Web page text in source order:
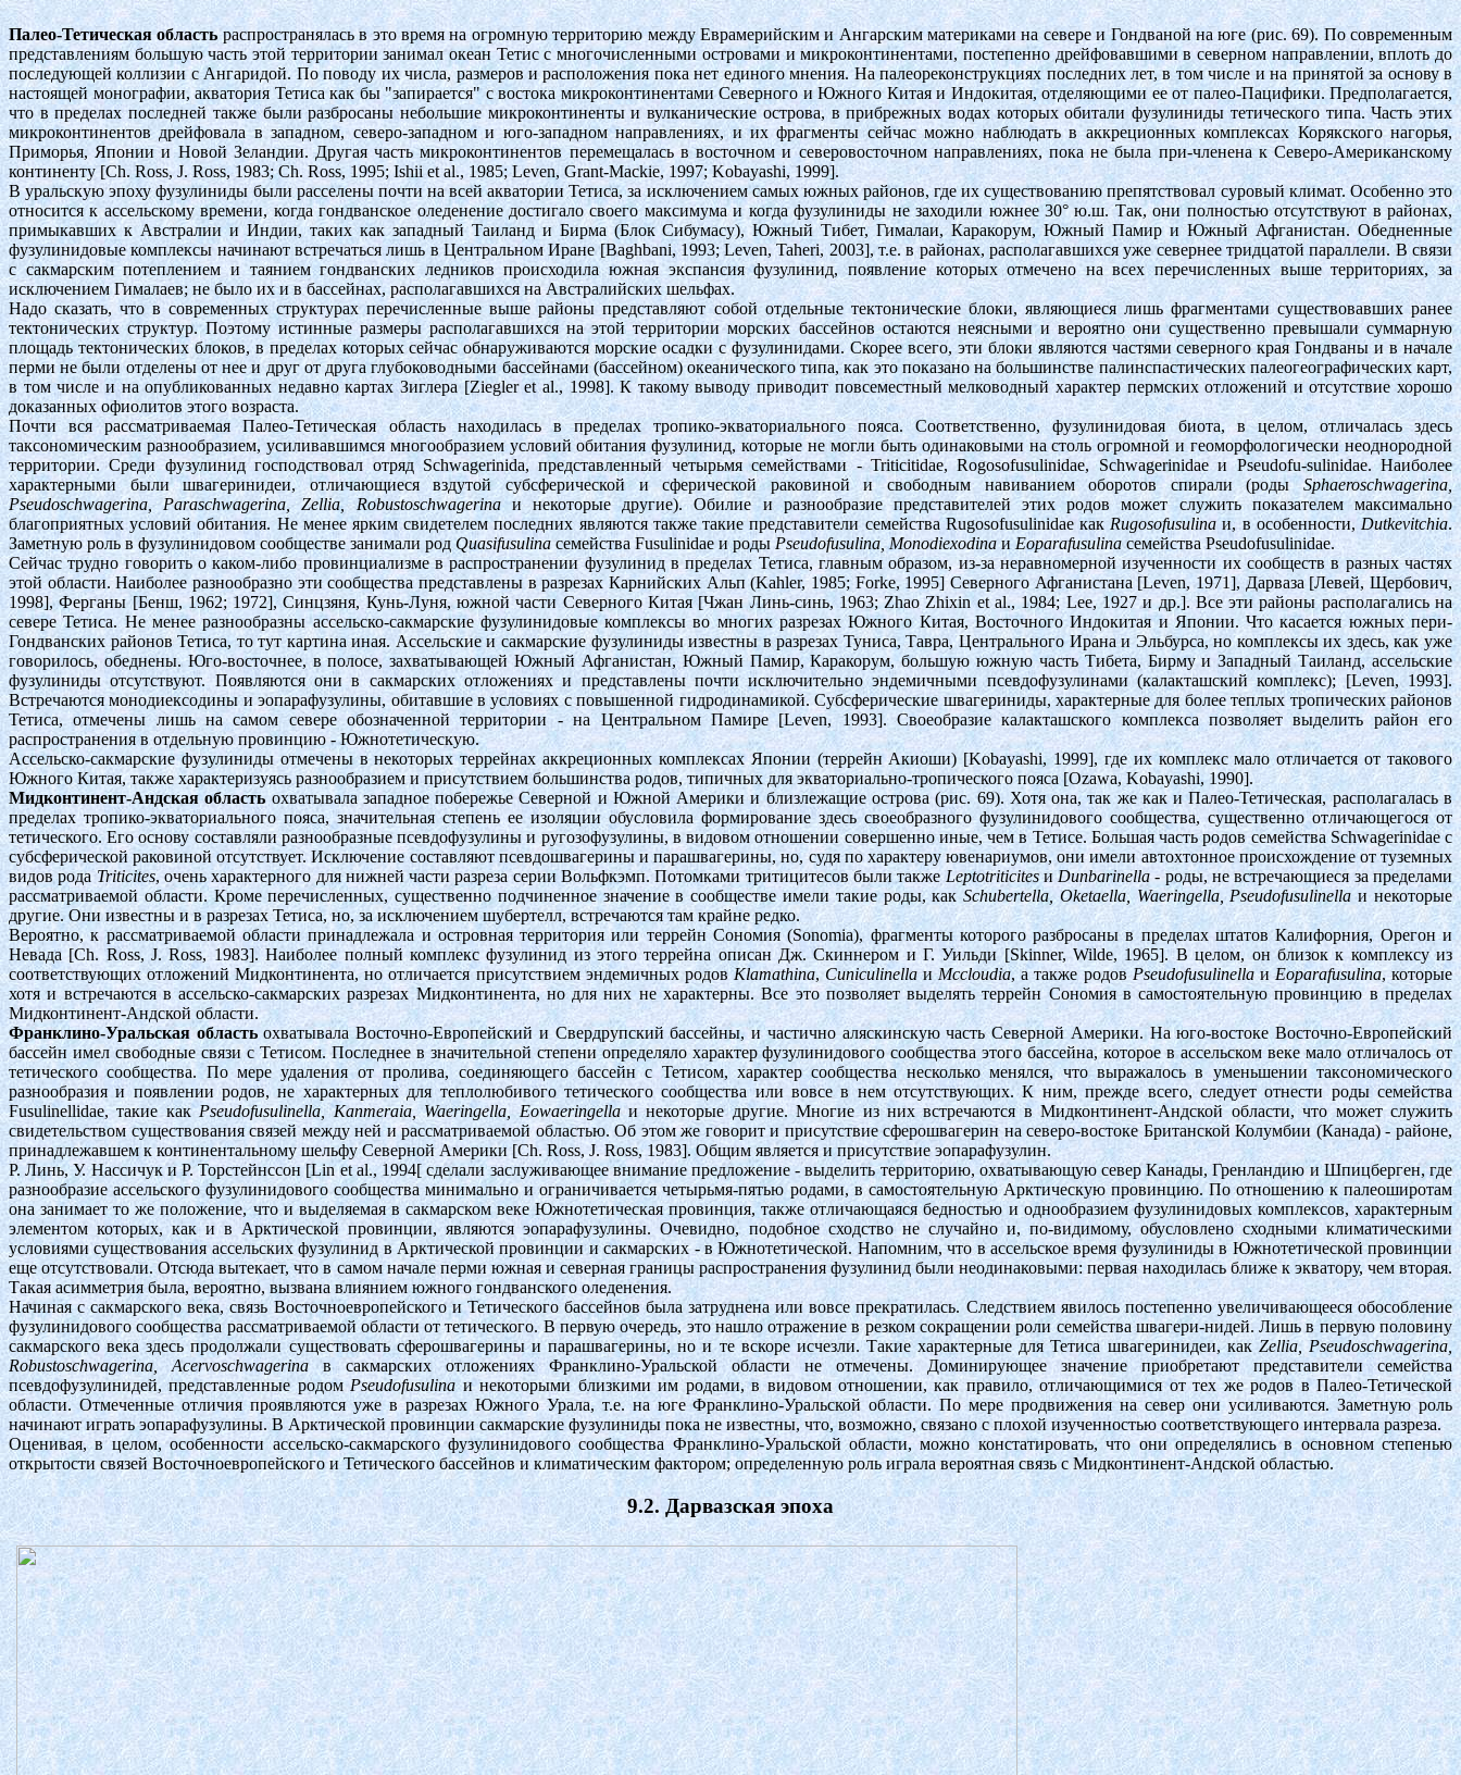
Палео-Тетическая областьраспространялась в это время на огромную территорию между Еврамерийским и Ангарским материками на севере и Гондваной на юге (рис. 69). По современным
представлениям большую часть этой территории занимал океан Тетис с многочисленными островами и микроконтинентами, постепенно дрейфовавшими в северном направлении, вплоть до
последующей коллизии с Ангаридой. По поводу их числа, размеров и расположения пока нет единого мнения. На палеореконструкциях последних лет, в том числе и на принятой за основу в
настоящей монографии, акватория Тетиса как бы "запирается" с востока микроконтинентами Северного и Южного Китая и Индокитая, отделяющими ее от палео-Пацифики. Предполагается,
что в пределах последней также были разбросаны небольшие микроконтиненты и вулканические острова, в прибрежных водах которых обитали фузулиниды тетического типа. Часть этих
микроконтинентов дрейфовала в западном, северо-западном и юго-западном направлениях, и их фрагменты сейчас можно наблюдать в аккреционных комплексах Корякского нагорья,
Приморья, Японии и Новой Зеландии. Другая часть микроконтинентов перемещалась в восточном и северовосточном направлениях, пока не была при-членена к Северо-Американскому
континенту [Ch. Ross, J. Ross, 1983; Ch. Ross, 1995; Ishii et al., 1985; Leven, Grant-Mackie, 1997; Kobayashi, 1999].
В уральскую эпоху фузулиниды были расселены почти на всей акватории Тетиса, за исключением самых южных районов, где их существованию препятствовал суровый климат. Особенно это
относится к ассельскому времени, когда гондванское оледенение достигало своего максимума и когда фузулиниды не заходили южнее 30° ю.ш. Так, они полностью отсутствуют в районах,
примыкавших к Австралии и Индии, таких как западный Таиланд и Бирма (Блок Сибумасу), Южный Тибет, Гималаи, Каракорум, Южный Памир и Южный Афганистан. Обедненные
фузулинидовые комплексы начинают встречаться лишь в Центральном Иране [Baghbani, 1993; Leven, Taheri, 2003], т.е. в районах, располагавшихся уже севернее тридцатой параллели. В связи
с сакмарским потеплением и таянием гондванских ледников происходила южная экспансия фузулинид, появление которых отмечено на всех перечисленных выше территориях, за
исключением Гималаев; не было их и в бассейнах, располагавшихся на Австралийских шельфах.
Надо сказать, что в современных структурах перечисленные выше районы представляют собой отдельные тектонические блоки, являющиеся лишь фрагментами существовавших ранее
тектонических структур. Поэтому истинные размеры располагавшихся на этой территории морских бассейнов остаются неясными и вероятно они существенно превышали суммарную
площадь тектонических блоков, в пределах которых сейчас обнаруживаются морские осадки с фузулинидами. Скорее всего, эти блоки являются частями северного края Гондваны и в начале
перми не были отделены от нее и друг от друга глубоководными бассейнами (бассейном) океанического типа, как это показано на большинстве палинспастических палеогеографических карт,
в том числе и на опубликованных недавно картах Зиглера [Ziegler et al., 1998]. К такому выводу приводит повсеместный мелководный характер пермских отложений и отсутствие хорошо
доказанных офиолитов этого возраста.
Почти вся рассматриваемая Палео-Тетическая область находилась в пределах тропико-экваториального пояса. Соответственно, фузулинидовая биота, в целом, отличалась здесь
таксономическим разнообразием, усиливавшимся многообразием условий обитания фузулинид, которые не могли быть одинаковыми на столь огромной и геоморфологически неоднородной
территории. Среди фузулинид господствовал отряд Schwagerinida, представленный четырьмя семействами - Triticitidae, Rogosofusulinidae, Schwagerinidae и Pseudofu-sulinidae. Наиболее
характерными были швагеринидеи, отличающиеся вздутой субсферической и сферической раковиной и свободным навиванием оборотов спирали (родыSphaeroschwagerina,
Pseudoschwagerina, Paraschwagerina, Zellia, Robustoschwagerinaи некоторые другие). Обилие и разнообразие представителей этих родов может служить показателем максимально
благоприятных условий обитания. Не менее ярким свидетелем последних являются также такие представители семейства Rugosofusulinidae как Rugosofusulina и, в особенности, Dutkevitchia.
Заметную роль в фузулинидовом сообществе занимали родQuasifusulina семейства Fusulinidae и родыPseudofusulina, MonodiexodinaиEoparafusulinaсемейства Pseudofusulinidae.
Сейчас трудно говорить о каком-либо провинциализме в распространении фузулинид в пределах Тетиса, главным образом, из-за неравномерной изученности их сообществ в разных частях
этой области. Наиболее разнообразно эти сообщества представлены в разрезах Карнийских Альп (Kahler, 1985; Forke, 1995] Северного Афганистана [Leven, 1971], Дарваза [Левей, Щербович,
1998], Ферганы [Бенш, 1962; 1972], Синцзяня, Кунь-Луня, южной части Северного Китая [Чжан Линь-синь, 1963; Zhao Zhixin et al., 1984; Lee, 1927 и др.]. Все эти районы располагались на
севере Тетиса. Не менее разнообразны ассельско-сакмарские фузулинидовые комплексы во многих разрезах Южного Китая, Восточного Индокитая и Японии. Что касается южных пери-
Гондванских районов Тетиса, то тут картина иная. Ассельские и сакмарские фузулиниды известны в разрезах Туниса, Тавра, Центрального Ирана и Эльбурса, но комплексы их здесь, как уже
говорилось, обеднены. Юго-восточнее, в полосе, захватывающей Южный Афганистан, Южный Памир, Каракорум, большую южную часть Тибета, Бирму и Западный Таиланд, ассельские
фузулиниды отсутствуют. Появляются они в сакмарских отложениях и представлены почти исключительно эндемичными псевдофузулинами (калакташский комплекс); [Leven, 1993].
Встречаются монодиексодины и эопарафузулины, обитавшие в условиях с повышенной гидродинамикой. Субсферические швагериниды, характерные для более теплых тропических районов
Тетиса, отмечены лишь на самом севере обозначенной территории - на Центральном Памире [Leven, 1993]. Своеобразие калакташского комплекса позволяет выделить район его
распространения в отдельную провинцию - Южнотетическую.
Ассельско-сакмарские фузулиниды отмечены в некоторых террейнах аккреционных комплексах Японии (террейн Акиоши) [Kobayashi, 1999], где их комплекс мало отличается от такового
Южного Китая, также характеризуясь разнообразием и присутствием большинства родов, типичных для экваториально-тропического пояса [Ozawa, Kobayashi, 1990].
Мидконтинент-Андская областьохватывала западное побережье Северной и Южной Америки и близлежащие острова (рис. 69). Хотя она, так же как и Палео-Тетическая, располагалась в
пределах тропико-экваториального пояса, значительная степень ее изоляции обусловила формирование здесь своеобразного фузулинидового сообщества, существенно отличающегося от
тетического. Его основу составляли разнообразные псевдофузулины и ругозофузулины, в видовом отношении совершенно иные, чем в Тетисе. Большая часть родов семейства Schwagerinidae с
субсферической раковиной отсутствует. Исключение составляют псевдошвагерины и парашвагерины, но, судя по характеру ювенариумов, они имели автохтонное происхождение от туземных
видов родаTriticites, очень характерного для нижней части разреза серии Вольфкэмп. Потомками тритицитесов были также LeptotriticitesиDunbarinella - роды, не встречающиеся за пределами
рассматриваемой области. Кроме перечисленных, существенно подчиненное значение в сообществе имели такие роды, какSchubertella, Oketaella, Waeringella, Pseudofusulinellaи некоторые
другие. Они известны и в разрезах Тетиса, но, за исключением шубертелл, встречаются там крайне редко.
Вероятно, к рассматриваемой области принадлежала и островная территория или террейн Сономия (Sonomia), фрагменты которого разбросаны в пределах штатов Калифорния, Орегон и
Невада [Ch. Ross, J. Ross, 1983]. Наиболее полный комплекс фузулинид из этого террейна описан Дж. Скиннером и Г. Уильди [Skinner, Wilde, 1965]. В целом, он близок к комплексу из
соответствующих отложений Мидконтинента, но отличается присутствием эндемичных родовKlamathina,CuniculinellaиMccloudia, а также родовPseudofusulinellaиEoparafusulina, которые
хотя и встречаются в ассельско-сакмарских разрезах Мидконтинента, но для них не характерны. Все это позволяет выделять террейн Сономия в самостоятельную провинцию в пределах
Мидконтинент-Андской области.
Франклино-Уральская областьохватывала Восточно-Европейский и Свердрупский бассейны, и частично аляскинскую часть Северной Америки. На юго-востоке Восточно-Европейский
бассейн имел свободные связи с Тетисом. Последнее в значительной степени определяло характер фузулинидового сообщества этого бассейна, которое в ассельском веке мало отличалось от
тетического сообщества. По мере удаления от пролива, соединяющего бассейн с Тетисом, характер сообщества несколько менялся, что выражалось в уменьшении таксономического
разнообразия и появлении родов, не характерных для теплолюбивого тетического сообщества или вовсе в нем отсутствующих. К ним, прежде всего, следует отнести роды семейства
Fusulinellidae, такие какPseudofusulinella, Kanmeraia, Waeringella, Eowaeringellaи некоторые другие. Многие из них встречаются в Мидконтинент-Андской области, что может служить
свидетельством существования связей между ней и рассматриваемой областью. Об этом же говорит и присутствие сферошвагерин на северо-востоке Британской Колумбии (Канада) - районе,
принадлежавшем к континентальному шельфу Северной Америки [Ch. Ross, J. Ross, 1983]. Общим является и присутствие эопарафузулин.
Р. Линь, У. Нассичук и Р. Торстейнссон [Lin et al., 1994[ сделали заслуживающее внимание предложение - выделить территорию, охватывающую север Канады, Гренландию и Шпицберген, где
разнообразие ассельского фузулинидового сообщества минимально и ограничивается четырьмя-пятью родами, в самостоятельную Арктическую провинцию. По отношению к палеоширотам
она занимает то же положение, что и выделяемая в сакмарском веке Южнотетическая провинция, также отличающаяся бедностью и однообразием фузулинидовых комплексов, характерным
элементом которых, как и в Арктической провинции, являются эопарафузулины. Очевидно, подобное сходство не случайно и, по-видимому, обусловлено сходными климатическими
условиями существования ассельских фузулинид в Арктической провинции и сакмарских - в Южнотетической. Напомним, что в ассельское время фузулиниды в Южнотетической провинции
еще отсутствовали. Отсюда вытекает, что в самом начале перми южная и северная границы распространения фузулинид были неодинаковыми: первая находилась ближе к экватору, чем вторая.
Такая асимметрия была, вероятно, вызвана влиянием южного гондванского оледенения.
Начиная с сакмарского века, связь Восточноевропейского и Тетического бассейнов была затруднена или вовсе прекратилась. Следствием явилось постепенно увеличивающееся обособление
фузулинидового сообщества рассматриваемой области от тетического. В первую очередь, это нашло отражение в резком сокращении роли семейства швагери-нидей. Лишь в первую половину
сакмарского века здесь продолжали существовать сферошвагерины и парашвагерины, но и те вскоре исчезли. Такие характерные для Тетиса швагеринидеи, какZellia, Pseudoschwagerina,
Robustoschwagerina, Acervoschwagerinaв сакмарских отложениях Франклино-Уральской области не отмечены. Доминирующее значение приобретают представители семейства
псевдофузулинидей, представленные родомPseudofusulinaи некоторыми близкими им родами, в видовом отношении, как правило, отличающимися от тех же родов в Палео-Тетической
области. Отмеченные отличия проявляются уже в разрезах Южного Урала, т.е. на юге Франклино-Уральской области. По мере продвижения на север они усиливаются. Заметную роль
начинают играть эопарафузулины. В Арктической провинции сакмарские фузулиниды пока не известны, что, возможно, связано с плохой изученностью соответствующего интервала разреза.
Оценивая, в целом, особенности ассельско-сакмарского фузулинидового сообщества Франклино-Уральской области, можно констатировать, что они определялись в основном степенью
открытости связей Восточноевропейского и Тетического бассейнов и климатическим фактором; определенную роль играла вероятная связь с Мидконтинент-Андской областью.
9.2. Дарвазская эпоха